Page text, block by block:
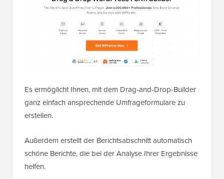
Es ermöglicht Ihnen, mit dem Drag-and-Drop-Builder
ganz einfach ansprechende Umfrageformulare zu
erstellen.
Außerdem erstellt der Berichtsabschnitt automatisch
schöne Berichte, die bei der Analyse Ihrer Ergebnisse
helfen.